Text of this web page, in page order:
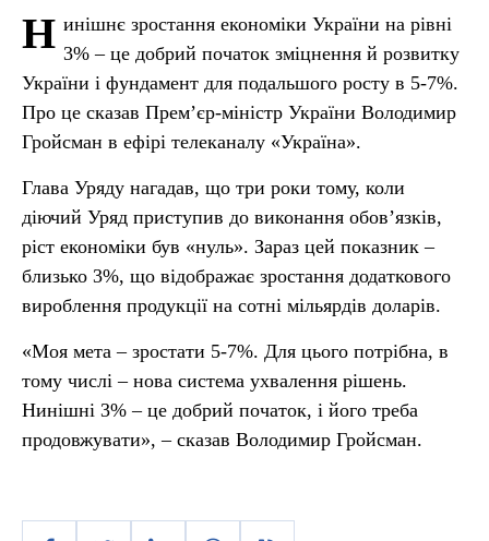
Н инішнє зростання економіки України на рівні
3% – це добрий початок зміцнення й розвитку
України і фундамент для подальшого росту в 5-7%.
Про це сказав Прем’єр-міністр України Володимир
Гройсман в ефірі телеканалу «Україна».
Глава Уряду нагадав, що три роки тому, коли
діючий Уряд приступив до виконання обов’язків,
ріст економіки був «нуль». Зараз цей показник –
близько 3%, що відображає зростання додаткового
вироблення продукції на сотні мільярдів доларів.
«Моя мета – зростати 5-7%. Для цього потрібна, в
тому числі – нова система ухвалення рішень.
Нинішні 3% – це добрий початок, і його треба
продовжувати», – сказав Володимир Гройсман.